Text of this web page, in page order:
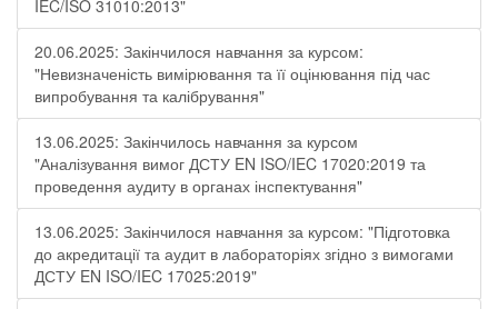
IEC/ISO 31010:2013"
20.06.2025: Закінчилося навчання за курсом:
"Невизначеність вимірювання та її оцінювання під час
випробування та калібрування"
13.06.2025: Закінчилось навчання за курсом
"Аналізування вимог ДСТУ EN ISO/IEC 17020:2019 та
проведення аудиту в органах інспектування"
13.06.2025: Закінчилося навчання за курсом: "Підготовка
до акредитації та аудит в лабораторіях згідно з вимогами
ДСТУ EN ISO/IEC 17025:2019"